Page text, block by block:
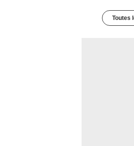
Toutes